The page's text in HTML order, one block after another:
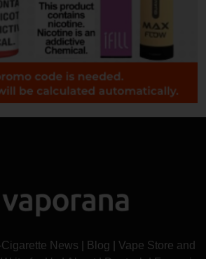
News Blog
Vape Store and